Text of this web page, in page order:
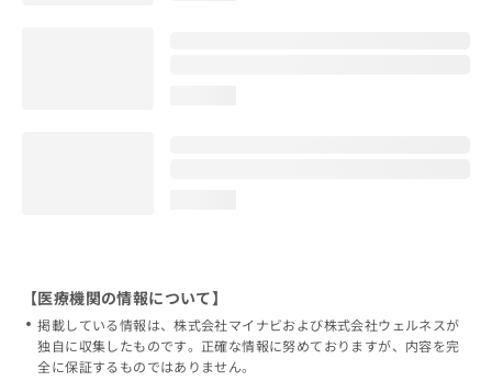
【医療機関の情報について】
掲載している情報は、株式会社マイナビおよび株式会社ウェルネスが
独自に収集したものです。正確な情報に努めておりますが、内容を完
全に保証するものではありません。